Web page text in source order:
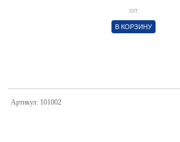
шт
В КОРЗИНУ
Артикул: 101002